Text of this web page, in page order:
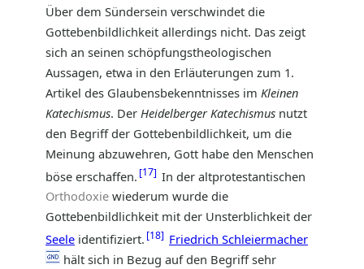
Über dem Sündersein verschwindet die
Gottebenbildlichkeit allerdings nicht. Das zeigt
sich an seinen schöpfungstheologischen
Aussagen, etwa in den Erläuterungen zum 1.
Artikel des Glaubensbekenntnisses im Kleinen
Katechismus. Der Heidelberger Katechismus nutzt
den Begriff der Gottebenbildlichkeit, um die
Meinung abzuwehren, Gott habe den Menschen
böse erschaffen. 17 In der altprotestantischen
Orthodoxie wiederum wurde die
Gottebenbildlichkeit mit der Unsterblichkeit der
Seele identifiziert. 18
Friedrich Schleiermacher
hält sich in Bezug auf den Begriff sehr